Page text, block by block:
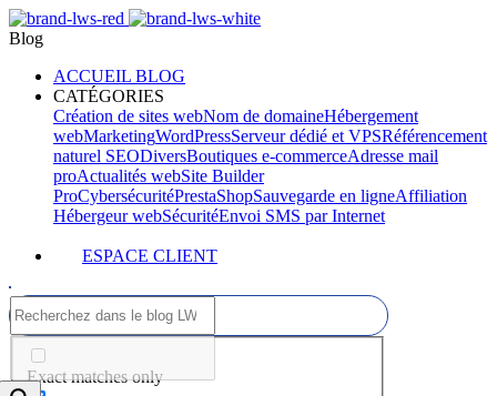
Blog
ACCUEIL BLOG
CATÉGORIES
Création de sites webNom de domaineHébergement
webMarketingWordPressServeur dédié et VPSRéférencement
naturel SEODiversBoutiques e-commerceAdresse mail
proActualités webSite Builder
ProCybersécuritéPrestaShopSauvegarde en ligneAffiliation
Hébergeur webSécuritéEnvoi SMS par Internet
ESPACE CLIENT
Exact matches only